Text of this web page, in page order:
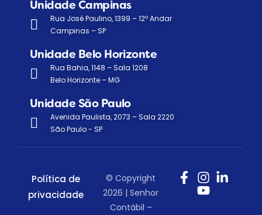
Unidade Campinas
Rua José Paulino, 1399 – 12º Andar
Campinas – SP
Unidade Belo Horizonte
Rua Bahia, 1148 – Sala 1208
Belo Horizonte – MG
Unidade São Paulo
Avenida Paulista, 2073 – Sala 2220
São Paulo - SP
Política de
privacidade
© Copyright
2026 | Senhor
Contábil –